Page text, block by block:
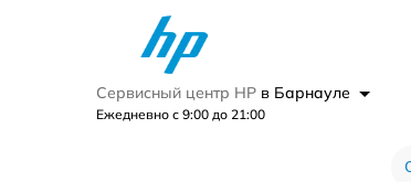
Сервисный центр HP в Барнауле
Ежедневно с 9:00 до 21:00